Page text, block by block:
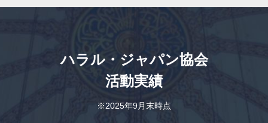
ハラル・ジャパン協会
活動実績
※2025年9月末時点